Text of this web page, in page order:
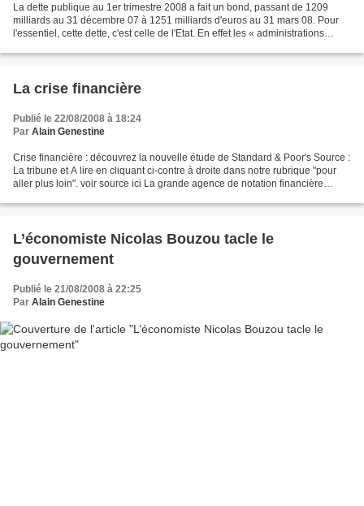
La dette publique au 1er trimestre 2008 a fait un bond, passant de 1209
milliards au 31 décembre 07 à 1251 milliards d'euros au 31 mars 08. Pour
l'essentiel, cette dette, c'est celle de l'Etat. En effet les « administrations
La crise financière
Publié le 22/08/2008 à 18:24
Par Alain Genestine
Crise financière : découvrez la nouvelle étude de Standard & Poor's Source :
La tribune et A lire en cliquant ci-contre à droite dans notre rubrique "pour
aller plus loin". voir source ici La grande agence de notation financière
L’économiste Nicolas Bouzou tacle le
gouvernement
Publié le 21/08/2008 à 22:25
Par Alain Genestine